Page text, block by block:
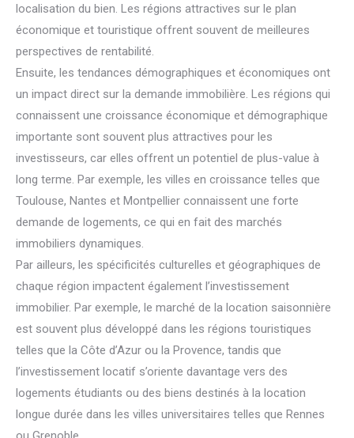
localisation du bien. Les régions attractives sur le plan
économique et touristique offrent souvent de meilleures
perspectives de rentabilité.
Ensuite, les tendances démographiques et économiques ont
un impact direct sur la demande immobilière. Les régions qui
connaissent une croissance économique et démographique
importante sont souvent plus attractives pour les
investisseurs, car elles offrent un potentiel de plus-value à
long terme. Par exemple, les villes en croissance telles que
Toulouse, Nantes et Montpellier connaissent une forte
demande de logements, ce qui en fait des marchés
immobiliers dynamiques.
Par ailleurs, les spécificités culturelles et géographiques de
chaque région impactent également l’investissement
immobilier. Par exemple, le marché de la location saisonnière
est souvent plus développé dans les régions touristiques
telles que la Côte d’Azur ou la Provence, tandis que
l’investissement locatif s’oriente davantage vers des
logements étudiants ou des biens destinés à la location
longue durée dans les villes universitaires telles que Rennes